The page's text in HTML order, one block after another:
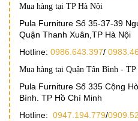
Mua hàng tại TP Hà Nội
Pula Furniture Số 35-37-39
Quận Thanh Xuân,TP Hà Nội
Hotline: 0986.643.397/
Mua hàng tại Quận Tân Bình -
Pula Furniture Số 335 Cộng
Bình. TP Hồ Chí Minh
Hotline: 0947.194.779/